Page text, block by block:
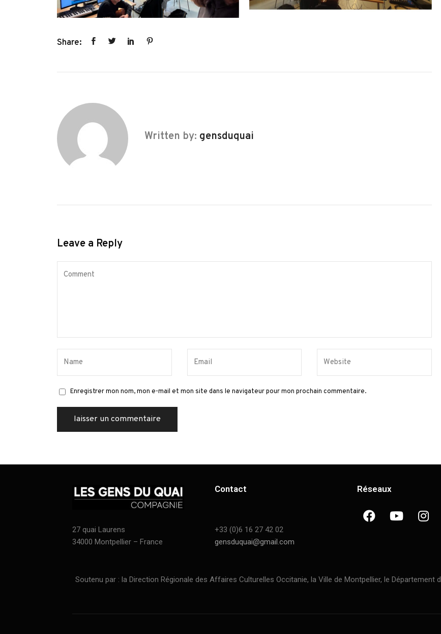
Share:
Written by: gensduquai
Leave a Reply
Enregistrer mon nom, mon e-mail et mon site dans le navigateur pour mon prochain commentaire.
27 quai Laurens
34000 Montpellier – France
Contact
+33 (0)6 16 27 42 02
gensduquai@gmail.com
Réseaux
Soutenu par : la Direction Régionale des Affaires Culturelles Occitanie, la Ville de Montpellier, le Département